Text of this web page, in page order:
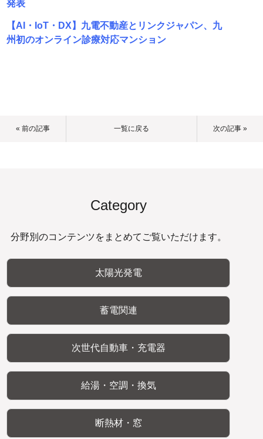
発表
【AI・IoT・DX】九電不動産とリンクジャパン、九
州初のオンライン診療対応マンション
« 前の記事 一覧に戻る 次の記事 »
Category
分野別のコンテンツをまとめてご覧いただけます。
太陽光発電
蓄電関連
次世代自動車・充電器
給湯・空調・換気
断熱材・窓